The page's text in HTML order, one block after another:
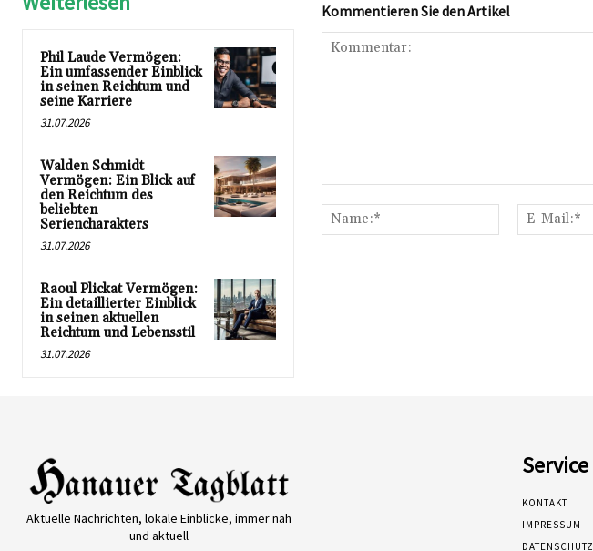
Phil Laude Vermögen:
Ein umfassender Einblick
in seinen Reichtum und
seine Karriere
31.07.2026
Walden Schmidt
Vermögen: Ein Blick auf
den Reichtum des
beliebten
Seriencharakters
31.07.2026
Raoul Plickat Vermögen:
Ein detaillierter Einblick
in seinen aktuellen
Reichtum und Lebensstil
31.07.2026
Kommentieren Sie den Artikel
Name:*
Aktuelle Nachrichten, lokale Einblicke, immer nah
und aktuell
Service
KONTAKT
IMPRESSUM
DATENSCHUTZ